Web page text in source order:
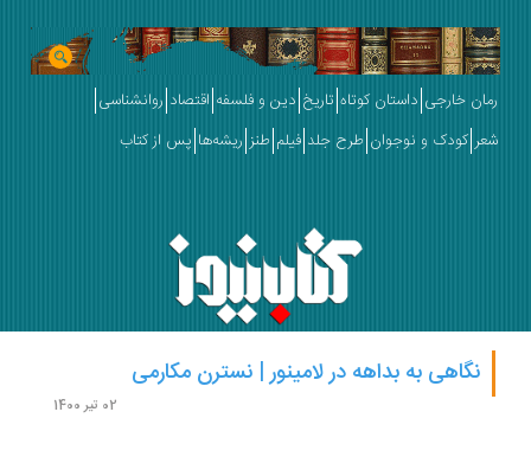
خارجی داستان کوتاه تاریخ دین و فلسفه اقتصاد روانشناسی
کودک و نوجوان طرح جلد فیلم طنز ریشه‌ها پس از کتاب
نگاهی به بداهه در لامینور | نسترن مکارمی